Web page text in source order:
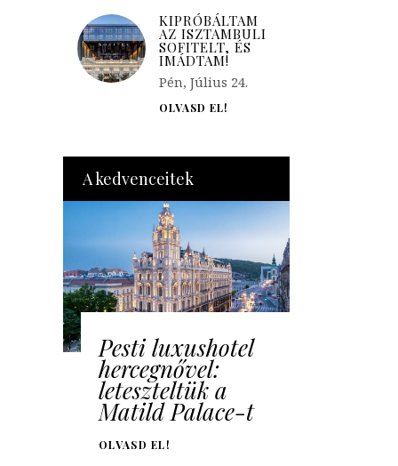
KIPRÓBÁLTAM
AZ ISZTAMBULI
SOFITELT, ÉS
IMÁDTAM!
Pén, Július 24.
OLVASD EL!
A kedvenceitek
Pesti luxushotel
hercegnővel:
leteszteltük a
Matild Palace-t
OLVASD EL!